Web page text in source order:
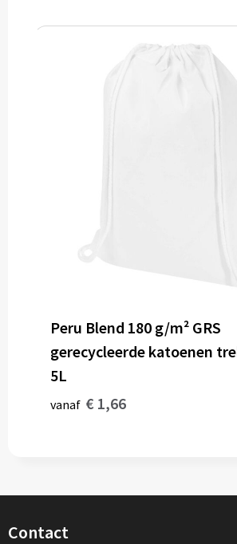
Peru Blend 180 g/m² GRS
gerecycleerde katoenen
5L
vanaf € 1,66
Contact